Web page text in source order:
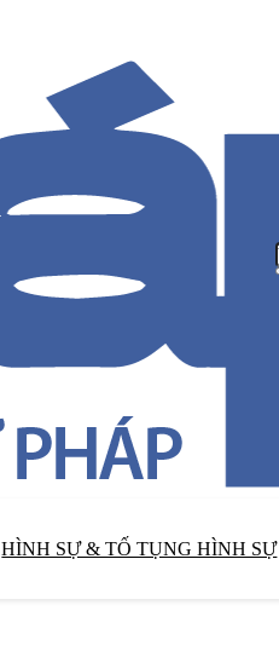
HÌNH SỰ & TỐ TỤNG HÌNH SỰ